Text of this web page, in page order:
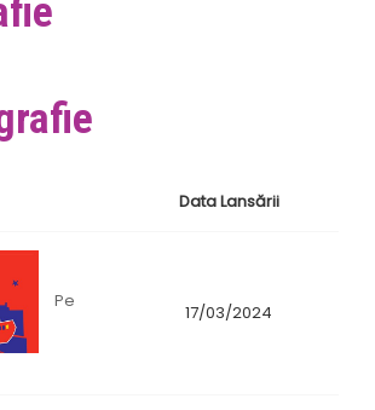
Data Lansării
Pe
17/03/2024